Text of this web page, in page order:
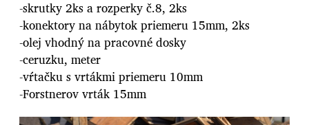
-skrutky 2ks a rozperky č.8, 2ks
-konektory na nábytok priemeru 15mm, 2ks
-olej vhodný na pracovné dosky
-ceruzku, meter
-vŕtačku s vrtákmi priemeru 10mm
-Forstnerov vrták 15mm